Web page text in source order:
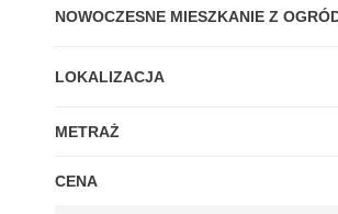
NOWOCZESNE MIESZKANIE Z
LOKALIZACJA
METRAŻ
CENA